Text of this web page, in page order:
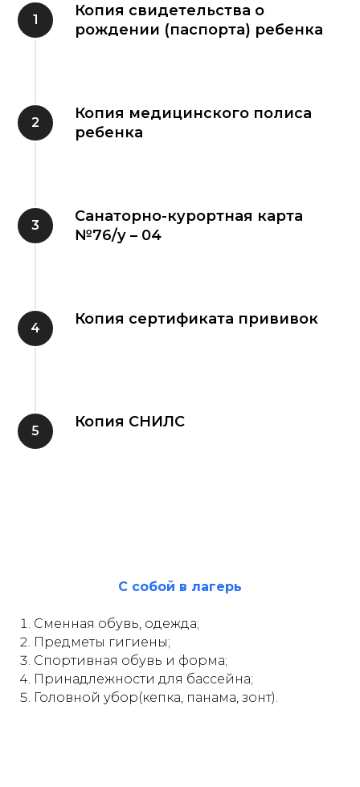
Копия свидетельства о
рождении (паспорта) ребенка
Копия медицинского полиса
ребенка
Санаторно-курортная карта
№76/у – 04
Копия сертификата прививок
Копия СНИЛС
С собой в лагерь
Сменная обувь, одежда;
Предметы гигиены;
Спортивная обувь и форма;
Принадлежности для бассейна;
Головной убор(кепка, панама, зонт).